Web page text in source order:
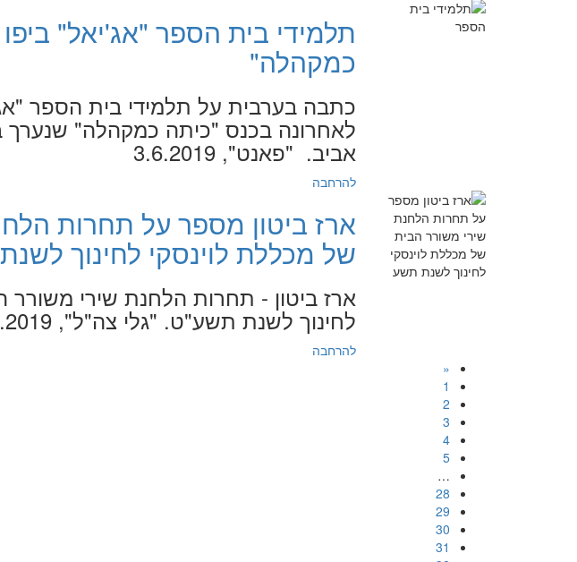
תלמידי בית הספר "אג'יאל"
כמקהלה"
כתבה בערבית על תלמידי בית הספר
לאחרונה בכנס "כיתה כמקהלה" שנערך
אביב. "פאנט", 3.6.2019
להרחבה
ארז ביטון מספר על תחרות
של מכללת לוינסקי לחינוך
ארז ביטון - תחרות הלחנת שירי משורר
לחינוך לשנת תשע"ט. "גלי צה"ל", 1.6.2019
להרחבה
«
1
2
3
4
5
…
28
29
30
31